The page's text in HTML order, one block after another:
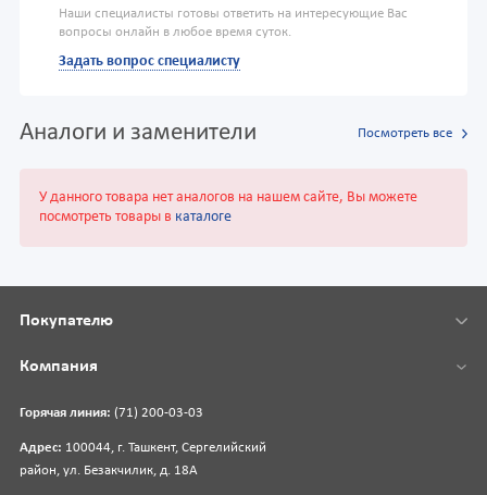
Наши специалисты готовы ответить на интересующие Вас
вопросы онлайн в любое время суток.
Задать вопрос специалисту
Аналоги и заменители Посмотреть все
У данного товара нет аналогов на нашем сайте, Вы можете
посмотреть товары в каталоге
Горячая линия: (71) 200-03-03
Адрес: 100044, г. Ташкент, Сергелийский
район, ул. Безакчилик, д. 18А
Покупателю
Компания